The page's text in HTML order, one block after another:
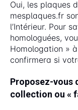
Oui, les plaques
mesplaques.fr
l’Intérieur. Pour
homologuées,
Homologation »
confirmera si
Proposez-vous
collection ou «